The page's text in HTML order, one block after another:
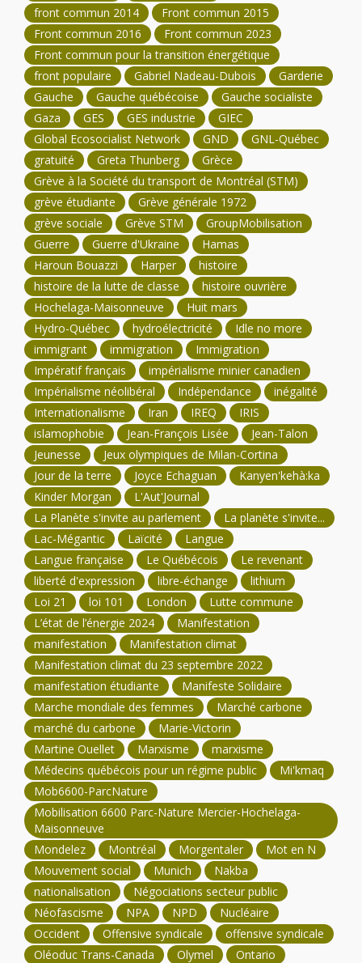
front commun 2014
Front commun 2015
Front commun 2016
Front commun 2023
Front commun pour la transition énergétique
front populaire
Gabriel Nadeau-Dubois
Garderie
Gauche
Gauche québécoise
Gauche socialiste
Gaza
GES GES industrie
GIEC
Global Ecosocialist Network
GND
GNL-Québec
gratuité
Greta Thunberg
Grèce
Grève à la Société du transport de Montréal (STM)
grève étudiante
Grève générale 1972
grève sociale
Grève STM
GroupMobilisation
Guerre
Guerre d'Ukraine
Hamas
Haroun Bouazzi
Harper
histoire
histoire de la lutte de classe
histoire ouvrière
Hochelaga-Maisonneuve
Huit mars
Hydro-Québec
hydroélectricité
Idle no more
immigrant
immigration
Immigration
Impératif français
impérialisme minier canadien
Impérialisme néolibéral
Indépendance
inégalité
Internationalisme
Iran IREQ
IRIS
islamophobie
Jean-François Lisée
Jean-Talon
Jeunesse
Jeux olympiques de Milan-Cortina
Jour de la terre
Joyce Echaguan
Kanyen'kehà:ka
Kinder Morgan
L'Aut'Journal
La Planète s'invite au parlement
La planète s'invite...
Lac-Mégantic
Laïcité
Langue
Langue française
Le Québécois
Le revenant
liberté d'expression
libre-échange
lithium
Loi 21
loi 101 London
Lutte commune
L’état de l’énergie 2024
Manifestation
manifestation
Manifestation climat
Manifestation climat du 23 septembre 2022
manifestation étudiante
Manifeste Solidaire
Marche mondiale des femmes
Marché carbone
marché du carbone
Marie-Victorin
Martine Ouellet
Marxisme
marxisme
Médecins québécois pour un régime public
Mi'kmaq
Mob6600-ParcNature
Mobilisation 6600 Parc-Nature Mercier-Hochelaga-
Maisonneuve
Mondelez
Montréal Morgentaler
Mot en N
Mouvement social
Munich
Nakba
nationalisation
Négociations secteur public
Néofascisme
NPA NPD
Nucléaire
Occident
Offensive syndicale
offensive syndicale
Oléoduc Trans-Canada
Olymel
Ontario